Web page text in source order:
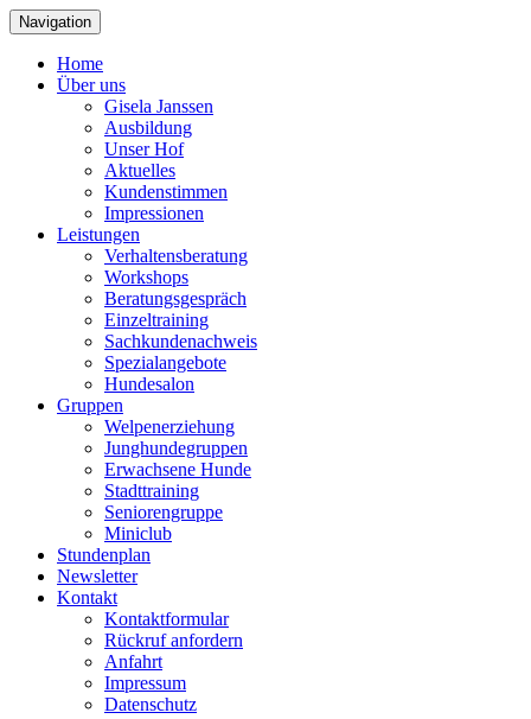
Navigation
Home
Über uns
Gisela Janssen
Ausbildung
Unser Hof
Aktuelles
Kundenstimmen
Impressionen
Leistungen
Verhaltensberatung
Workshops
Beratungsgespräch
Einzeltraining
Sachkundenachweis
Spezialangebote
Hundesalon
Gruppen
Welpenerziehung
Junghundegruppen
Erwachsene Hunde
Stadttraining
Seniorengruppe
Miniclub
Stundenplan
Newsletter
Kontakt
Kontaktformular
Rückruf anfordern
Anfahrt
Impressum
Datenschutz